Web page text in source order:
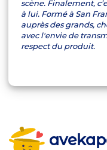
scène. Finalement,
à lui. Formé à San
auprès des grands,
avec l'envie de
respect du produit.